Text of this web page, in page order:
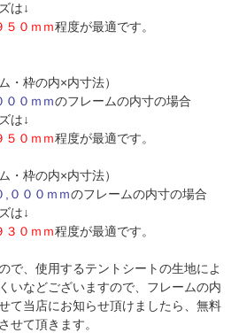
は↓
５０ｍｍ程度が最適です。
枠の内×内寸法）
００ｍｍのフレームの内寸の場合
は↓
５０ｍｍ程度が最適です。
枠の内×内寸法）
,０００ｍｍのフレームの内寸の場合
は↓
３０ｍｍ程度が最適です。
で、使用するテントシートの生地によ
いなどございますので、フレームの内
て当店にお知らせ頂けましたら、無料
せて頂きます。